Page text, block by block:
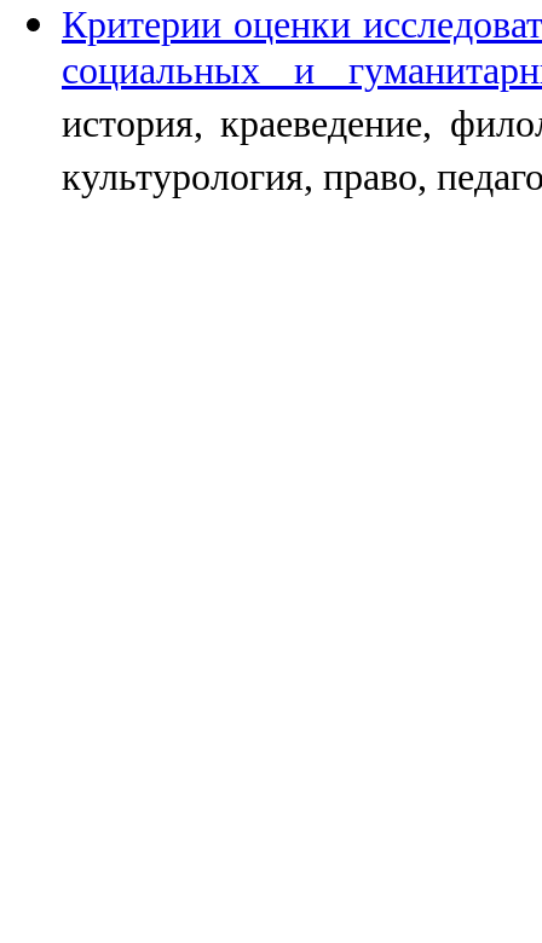
Критерии оценки
социальных и
история, краеведение,
культурология, право,